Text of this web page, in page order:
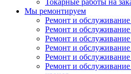
Токарные работы на
Мы ремонтируем
Ремонт и
Ремонт и
Ремонт и
Ремонт и
Ремонт и
Ремонт и